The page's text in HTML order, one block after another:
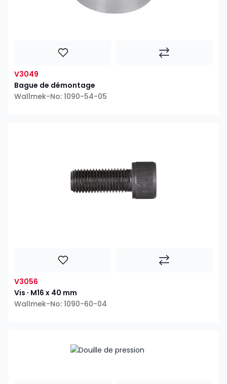
V3049
Bague de démontage
Wallmek-No: 1090-54-05
V3056
Vis ∙ M16 x 40 mm
Wallmek-No: 1090-60-04